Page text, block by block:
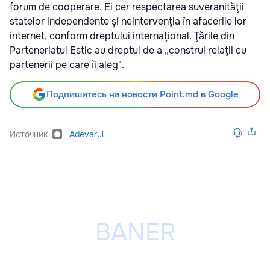
forum de cooperare. Ei cer respectarea suveranităţii
statelor independente şi neintervenţia în afacerile lor
internet, conform dreptului internaţional. Ţările din
Parteneriatul Estic au dreptul de a „construi relaţii cu
partenerii pe care îi aleg".
Подпишитесь на новости Point.md в Google
Источник Adevarul